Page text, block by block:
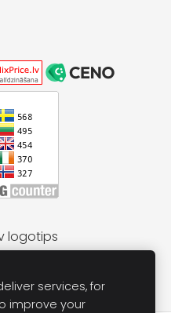
services, for
improve your